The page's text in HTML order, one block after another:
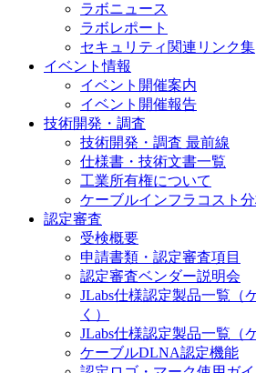
ラボニュース
ラボレポート
セキュリティ関連リンク集
イベント情報
イベント開催案内
イベント開催報告
技術開発・調査
技術開発・調査 最前線
仕様書・技術文書一覧
工業所有権について
ケーブルインフラコスト
認定審査
受検概要
申請書類・認定審査項目
認定審査ベンダー説明会
JLabs仕様認定製品一覧（
く）
JLabs仕様認定製品一覧（
ケーブルDLNA認定機能